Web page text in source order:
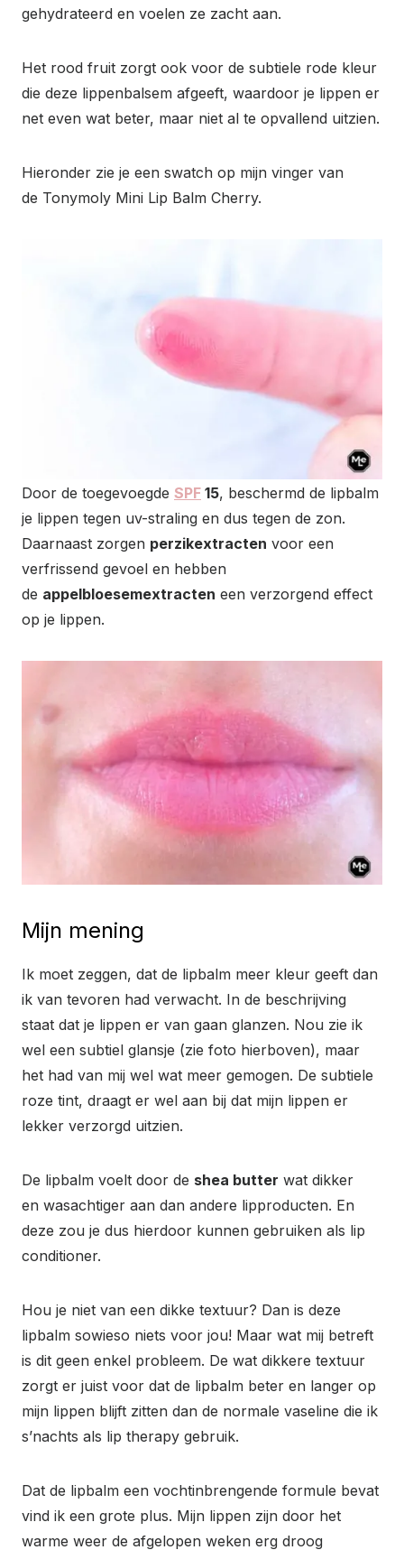
gehydrateerd en voelen ze zacht aan.
Het rood fruit zorgt ook voor de subtiele rode kleur
die deze lippenbalsem afgeeft, waardoor je lippen er
net even wat beter, maar niet al te opvallend uitzien.
Hieronder zie je een swatch op mijn vinger van
de Tonymoly Mini Lip Balm Cherry.
Door de toegevoegde SPF 15, beschermd de lipbalm
je lippen tegen uv-straling en dus tegen de zon.
Daarnaast zorgen perzikextracten voor een
verfrissend gevoel en hebben
de appelbloesemextracten een verzorgend effect
op je lippen.
Mijn mening
Ik moet zeggen, dat de lipbalm meer kleur geeft dan
ik van tevoren had verwacht. In de beschrijving
staat dat je lippen er van gaan glanzen. Nou zie ik
wel een subtiel glansje (zie foto hierboven), maar
het had van mij wel wat meer gemogen. De subtiele
roze tint, draagt er wel aan bij dat mijn lippen er
lekker verzorgd uitzien.
De lipbalm voelt door de shea butter wat dikker
en wasachtiger aan dan andere lipproducten. En
deze zou je dus hierdoor kunnen gebruiken als lip
conditioner.
Hou je niet van een dikke textuur? Dan is deze
lipbalm sowieso niets voor jou! Maar wat mij betreft
is dit geen enkel probleem. De wat dikkere textuur
zorgt er juist voor dat de lipbalm beter en langer op
mijn lippen blijft zitten dan de normale vaseline die ik
s’nachts als lip therapy gebruik.
Dat de lipbalm een vochtinbrengende formule bevat
vind ik een grote plus. Mijn lippen zijn door het
warme weer de afgelopen weken erg droog